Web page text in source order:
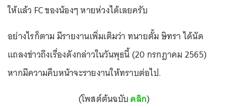
ให้แล้ว FC ของน้องๆ หายห่วงได้เลยครับ
อย่างไรก็ตาม มีรายงานเพิ่มเติมว่า ทนายตั้ม ษิทรา ได้นัด
แถลงข่าวถึงเรื่องดังกล่าวในวันพุธนี้ (20 กรกฎาคม 2565)
หากมีความคืบหน้าจะรายงานให้ทราบต่อไป.
(โพสต์ต้นฉบับ คลิก)